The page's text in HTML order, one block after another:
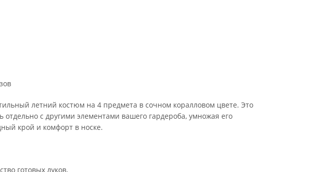
летний костюм на 4 предмета в сочном коралловом цвете. Это
с другими элементами вашего гардероба, умножая его
крой и комфорт в носке.
готовых луков.